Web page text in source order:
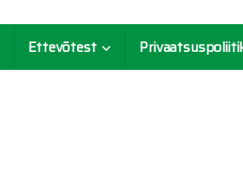
Ettevõtest